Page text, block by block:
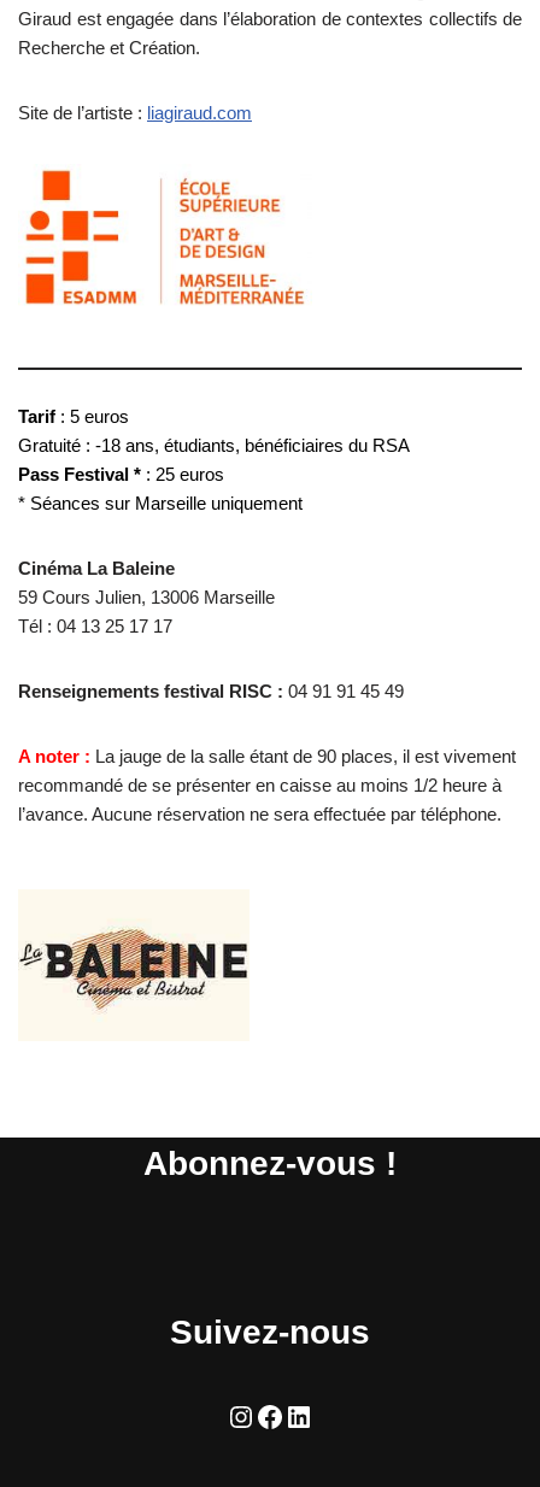
Giraud est engagée dans l’élaboration de contextes collectifs de
Recherche et Création.
Site de l’artiste : liagiraud.com
Tarif : 5 euros
Gratuité : -18 ans, étudiants, bénéficiaires du RSA
Pass Festival * : 25 euros
* Séances sur Marseille uniquement
Cinéma La Baleine
59 Cours Julien, 13006 Marseille
Tél : 04 13 25 17 17
Renseignements festival RISC : 04 91 91 45 49
A noter : La jauge de la salle étant de 90 places, il est vivement
recommandé de se présenter en caisse au moins 1/2 heure à
l’avance. Aucune réservation ne sera effectuée par téléphone.
Abonnez-vous !
Suivez-nous